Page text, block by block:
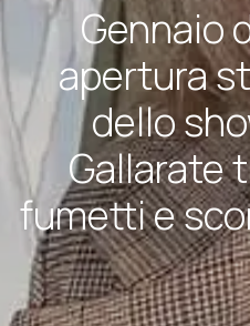
Gennaio
apertura
dello
Gallarate
fumetti e